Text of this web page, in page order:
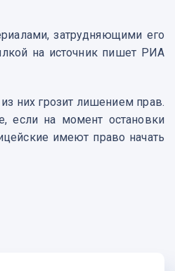
затрудняющими его
на источник пишет РИА
них грозит лишением прав.
если на момент остановки
имеют право начать